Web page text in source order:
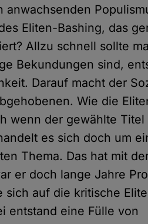
Eliten-Bashing, das
Allzu schnell sollte
Bekundungen sind,
Darauf macht der
Wie die
wenn der gewählte Titel
es sich doch um
Thema. Das hat mit
er doch lange Jahre
sich auf die kritische
entstand eine Fülle von